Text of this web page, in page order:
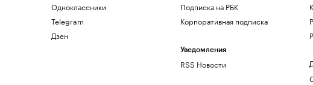
Одноклассники
Telegram
Дзен
Подписка на РБК
Корпоративная подписка
Уведомления
RSS Новости